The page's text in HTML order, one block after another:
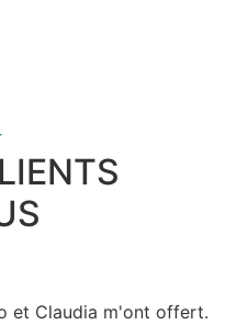
et Claudia m'ont offert.